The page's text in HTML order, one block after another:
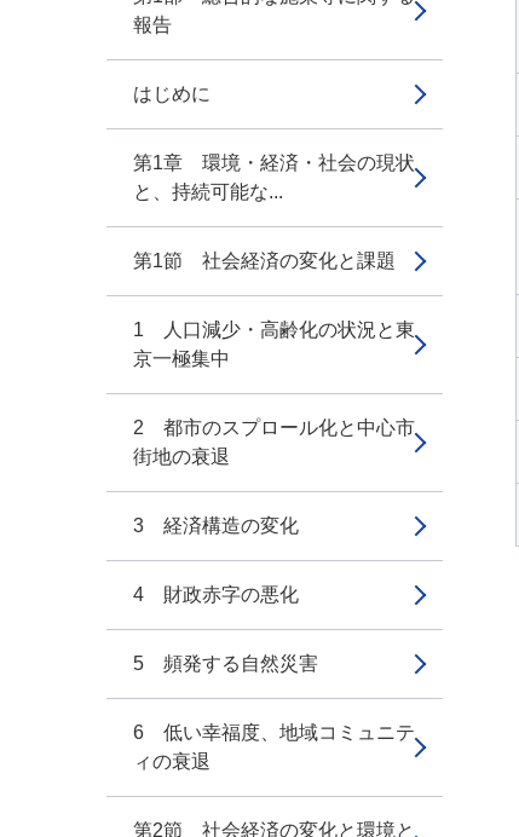
報告
はじめに
第1章 環境・経済・社会の現状
と、持続可能な...
第1節 社会経済の変化と課題
1 人口減少・高齢化の状況と東
京一極集中
2 都市のスプロール化と中心市
街地の衰退
3 経済構造の変化
4 財政赤字の悪化
5 頻発する自然災害
6 低い幸福度、地域コミュニテ
ィの衰退
第2節 社会経済の変化と環境と